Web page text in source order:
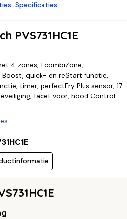
Specificaties
PVS731HC1E
4 zones, 1 combiZone,
Boost, quick- en reStart functie,
timer, perfectFry Plus sensor, 17
facet voor, hood Control